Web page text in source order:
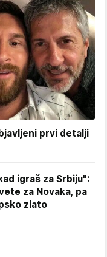
prvi detalji
igraš za Srbiju":
za Novaka, pa
zlato